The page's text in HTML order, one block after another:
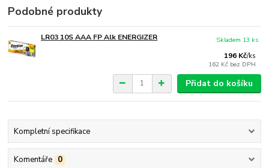
Podobné produkty
LR03 10S AAA FP Alk ENERGIZER
196 Kč/ks
162 Kč bez DPH
Skladem 13 ks
Přidat do košíku
Kompletní specifikace
Komentáře 0